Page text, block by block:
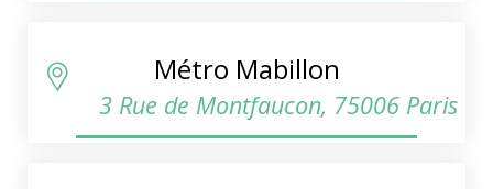
Métro Mabillon
3 Rue de Montfaucon, 75006 Paris